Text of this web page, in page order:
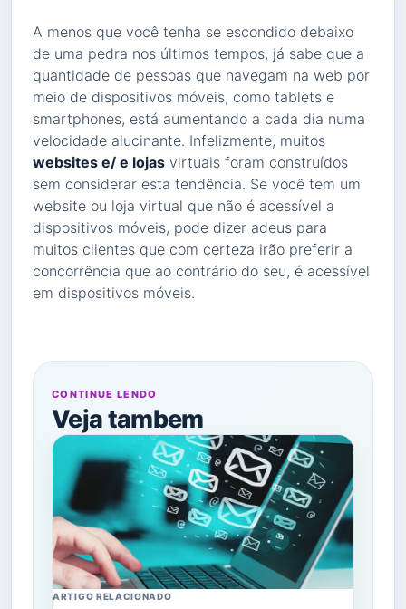
A menos que você tenha se escondido debaixo
de uma pedra nos últimos tempos, já sabe que a
quantidade de pessoas que navegam na web por
meio de dispositivos móveis, como tablets e
smartphones, está aumentando a cada dia numa
velocidade alucinante. Infelizmente, muitos
websites e/ e lojas virtuais foram construídos
sem considerar esta tendência. Se você tem um
website ou loja virtual que não é acessível a
dispositivos móveis, pode dizer adeus para
muitos clientes que com certeza irão preferir a
concorrência que ao contrário do seu, é acessível
em dispositivos móveis.
CONTINUE LENDO
Veja tambem
ARTIGO RELACIONADO